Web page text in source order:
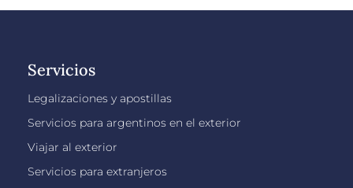
Servicios
Legalizaciones y apostillas
Servicios para argentinos en el exterior
Viajar al exterior
Servicios para extranjeros